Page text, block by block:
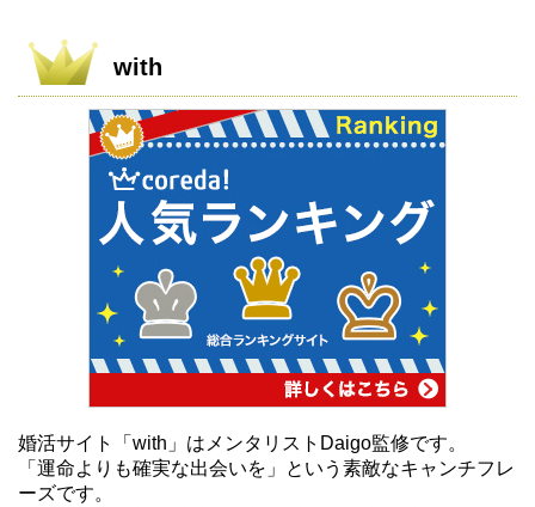
with
婚活サイト「with」はメンタリストDaigo監修です。
「運命よりも確実な出会いを」という素敵なキャンチフレ
ーズです。